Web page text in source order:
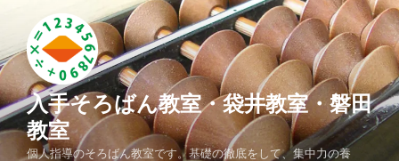
テ
ン
ツ
へ
ス
入手そろばん教室・袋井教室・磐田
教室
個人指導のそろばん教室です。基礎の徹底をして、集中力の養